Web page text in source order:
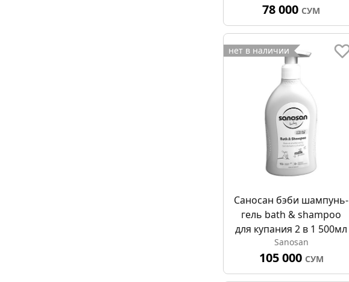
78 000 СУМ
нет в наличии
Саносан бэби шампунь-
гель bath & shampoo
для купания 2 в 1 500мл
Sanosan
105 000 СУМ